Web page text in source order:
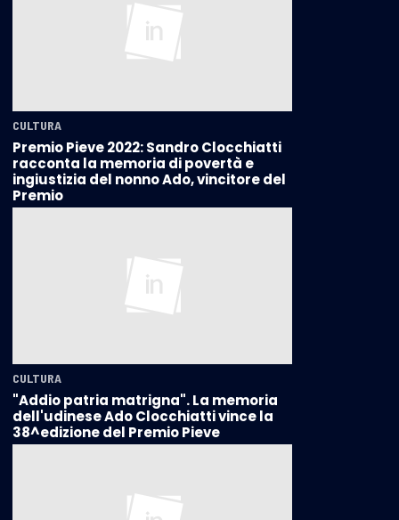
CULTURA
Premio Pieve 2022: Sandro Clocchiatti
racconta la memoria di povertà e
ingiustizia del nonno Ado, vincitore del
Premio
CULTURA
"Addio patria matrigna". La memoria
dell'udinese Ado Clocchiatti vince la
38^edizione del Premio Pieve